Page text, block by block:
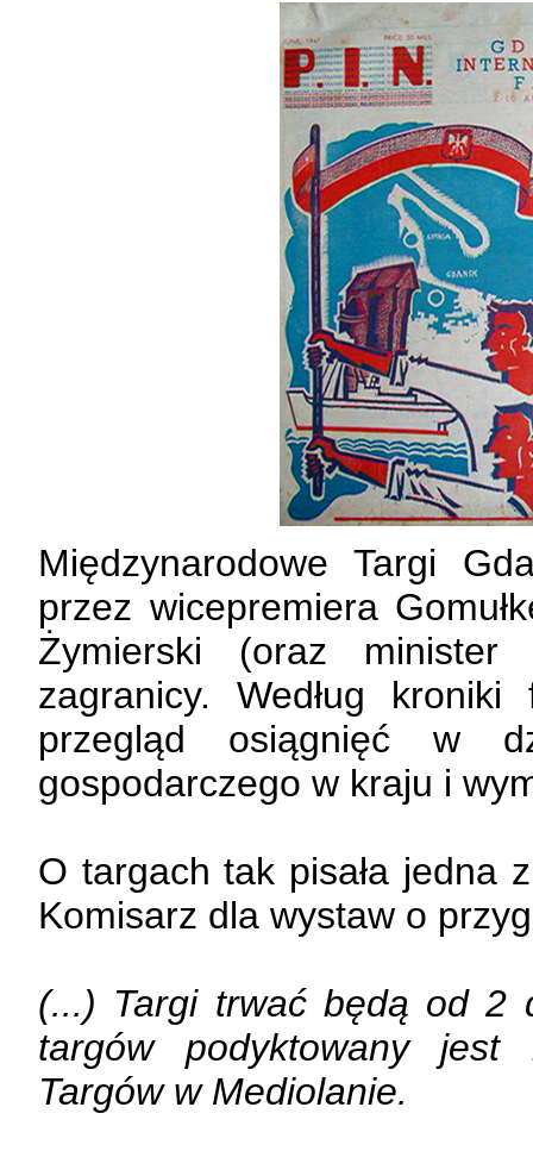
Międzynarodowe Targi
przez wicepremiera
Żymierski (oraz
zagranicy. Według
przegląd osiągnięć w
gospodarczego w kraju i
O targach tak pisała jedna
Komisarz dla wystaw o
(...) Targi trwać będą od 2
targów podyktowany jest
Targów w Mediolanie.